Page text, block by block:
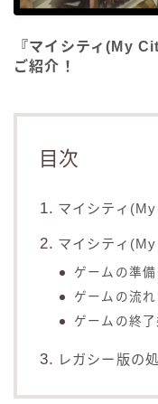
『マイシティ(My
ご紹介！
目次
マイシティ
マイシティ
ゲームの準備
ゲームの流れ
ゲームの終了
レガシー版の